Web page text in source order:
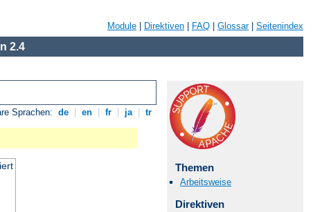
Module Direktiven FAQ Glossar| Seitenindex
2.4
Sprachen: de en fr ja tr
Themen
Arbeitsweise
Direktiven